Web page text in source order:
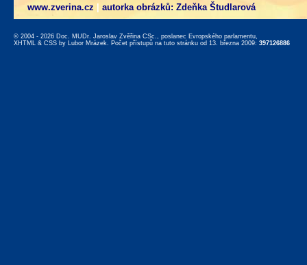
www.zverina.cz autorka obrázků: Zdeňka Študlarová
© 2004 - 2026 Doc. MUDr. Jaroslav Zvěřina CSc., poslanec Evropského parlamentu,
XHTML & CSS by Lubor Mrázek. Počet přístupů na tuto stránku od 13. března 2009: 397126886